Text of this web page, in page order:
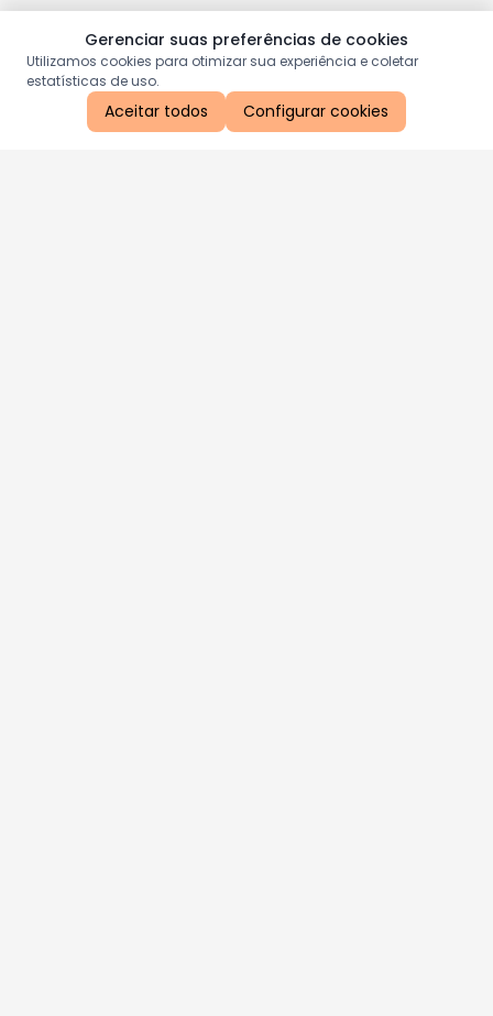
Gerenciar suas preferências de cookies
Utilizamos cookies para otimizar sua experiência e coletar
estatísticas de uso.
Aceitar todos Configurar cookies